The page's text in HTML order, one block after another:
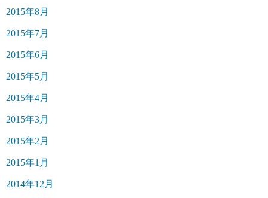
2015年8月
2015年7月
2015年6月
2015年5月
2015年4月
2015年3月
2015年2月
2015年1月
2014年12月